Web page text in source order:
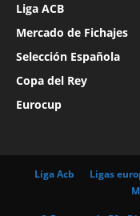
Liga ACB
Mercado de Fichajes
Selección Española
Copa del Rey
Eurocup
Liga Acb Ligas